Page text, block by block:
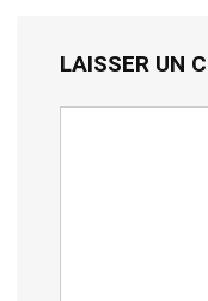
LAISSER UN